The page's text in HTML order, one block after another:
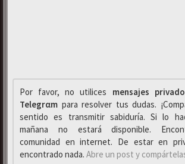
Por favor, no utilices mensajes
Telegrαm para resolver tus dudas.
sentido es transmitir sabiduría. Si lo
mañana no estará disponible.
comunidad en internet. De estar en
encontrado nada. Abre un post y